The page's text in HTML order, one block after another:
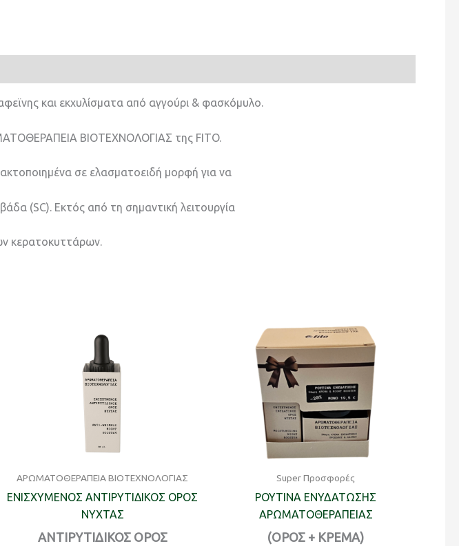
και εκχυλίσματα από αγγούρι & φασκόμυλο.
ΒΙΟΤΕΧΝΟΛΟΓΙΑΣ της FITO.
σε ελασματοειδή μορφή για να
(SC). Εκτός από τη σημαντική λειτουργία
κερατοκυττάρων.
ΑΡΩΜΑΤΟΘΕΡΑΠΕΙΑ ΒΙΟΤΕΧΝΟΛΟΓΙΑΣ
ΕΝΙΣΧΥΜΕΝΟΣ ΑΝΤΙΡΥΤΙΔΙΚΟΣ ΟΡΟΣ
ΝΥΧΤΑΣ
ΑΝΤΙΡΥΤΙΔΙΚΟΣ ΟΡΟΣ
Super Προσφορές
ΡΟΥΤΙΝΑ ΕΝΥΔΑΤΩΣΗΣ
ΑΡΩΜΑΤΟΘΕΡΑΠΕΙΑΣ
(ΟΡΟΣ + ΚΡΕΜΑ)